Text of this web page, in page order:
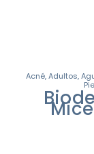
Acné,Adultos,